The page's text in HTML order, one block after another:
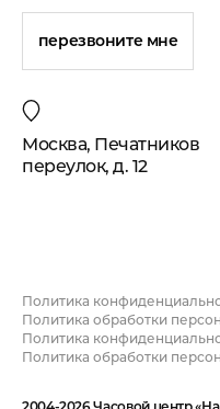
перезвоните мне
Москва, Печатников
переулок, д. 12
Политика
Политика обработки
Политика
Политика обработки